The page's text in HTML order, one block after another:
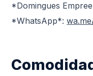
*Domingues
*WhatsApp*: